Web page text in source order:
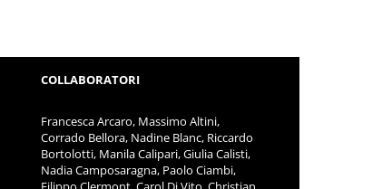
COLLABORATORI
Francesca Arcaro, Massimo Altini,
Corrado Bellora, Nadine Blanc, Riccardo
Bortolotti, Manila Calipari, Giulia Calisti,
Nadia Camposaragna, Paolo Ciambi,